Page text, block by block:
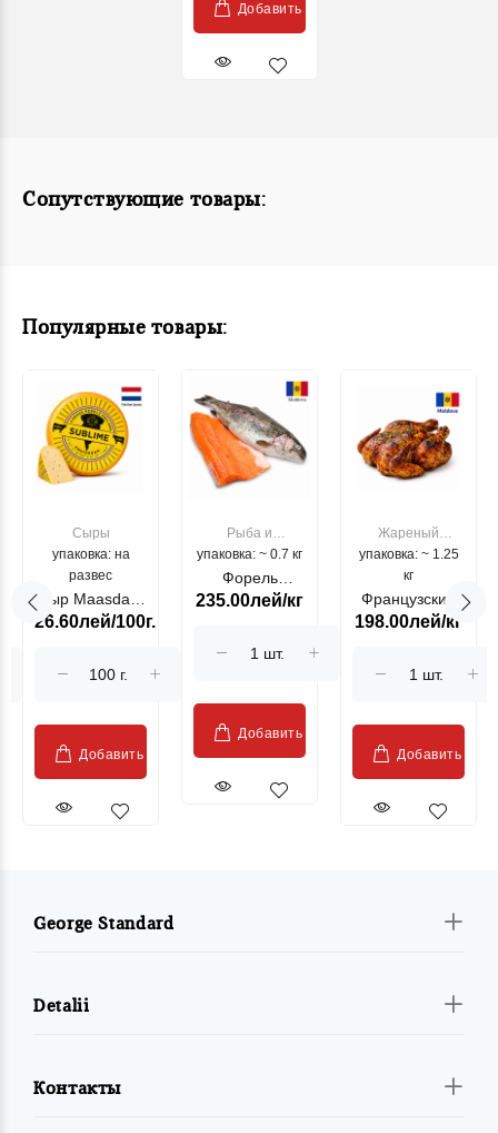
Добавить
Сопутствующие товары:
Популярные товары:
Сыры
упаковка: на
развес
Сыр Maasdam
Sublime Cow
26.60лей/100г.
Добавить
Рыба и
морепродукты
упаковка: ~ 0.7 кг
Форель
лососевая
Moldovenesc"
235.00лей/кг
Добавить
Жареный
цыпленок
упаковка: ~ 1.25
кг
Французский
гриль, кг
198.00лей/кг
Добавить
George Standard
Detalii
Контакты